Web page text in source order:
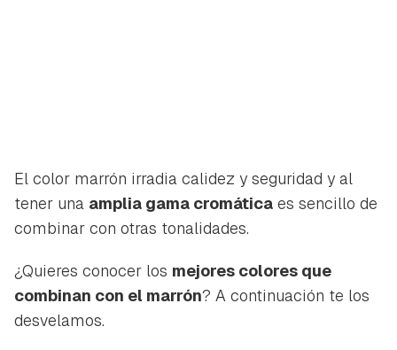
El color marrón irradia calidez y seguridad y al
tener una amplia gama cromática es sencillo de
combinar con otras tonalidades.
¿Quieres conocer los mejores colores que
combinan con el marrón? A continuación te los
desvelamos.